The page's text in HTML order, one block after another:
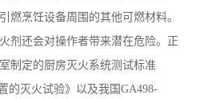
燃烹饪设备周围的其他可燃材料。
剂还会对操作者带来潜在危险。正
制定的厨房灭火系统测试标准
的灭火试验》以及我国GA498-